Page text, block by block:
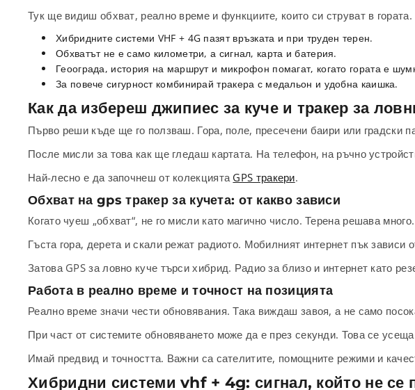
Тук ще видиш обхват, реално време и функциите, които си струват в гората.
Хибридните системи VHF + 4G пазят връзката и при труден терен.
Обхватът не е само километри, а сигнал, карта и батерия.
Геоограда, история на маршрут и микрофон помагат, когато гората е
За повече сигурност комбинирай тракера с медальон и удобна каишка.
Как да избереш джипиес за куче и тракер за
Първо реши къде ще го ползваш. Гора, поле, пресечени баири или градски
После мисли за това как ще гледаш картата. На телефон, на ръчно
Най-лесно е да започнеш от колекцията GPS тракери.
Обхват на gps тракер за кучета: от какво зависи
Когато чуеш „обхват“, не го мисли като магично число. Терена решава много.
Гъста гора, дерета и скали режат радиото. Мобилният интернет пък зависи
Затова GPS за ловно куче търси хибрид. Радио за близо и интернет като
Работа в реално време и точност на позицията
Реално време значи чести обновявания. Така виждаш завоя, а не само
При част от системите обновяването може да е през секунди. Това се
Имай предвид и точността. Важни са сателитите, помощните режими и
Хибридни системи vhf + 4g: сигнал, който не се